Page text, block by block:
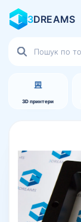
3DREAMS
3D принтери
товарів